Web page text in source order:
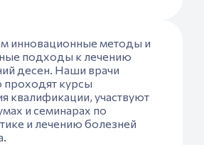
инновационные методы и
подходы к лечению
десен. Наши врачи
проходят курсы
квалификации, участвуют
и семинарах по
и лечению болезней